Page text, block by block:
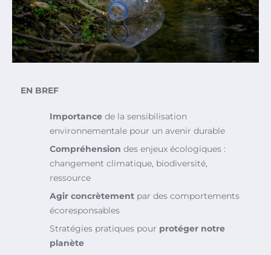
EN BREF
Importance de la sensibilisation
environnementale pour un avenir durable
Compréhension des enjeux écologiques :
changement climatique, biodiversité,
ressource
Agir concrètement par des comportements
écoresponsables
Stratégies pratiques pour protéger notre
planète